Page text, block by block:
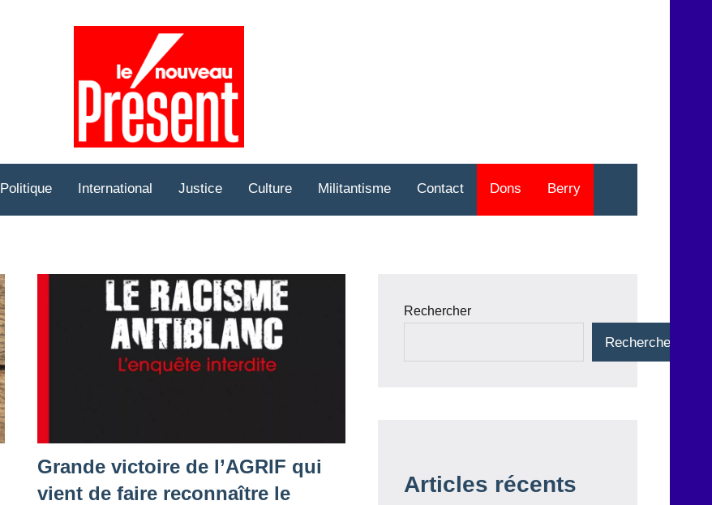
Politique International Justice Culture Militantisme Contact Dons Berry
Grande victoire de l’AGRIF qui
vient de faire reconnaître le
Rechercher
Rechercher
Articles récents